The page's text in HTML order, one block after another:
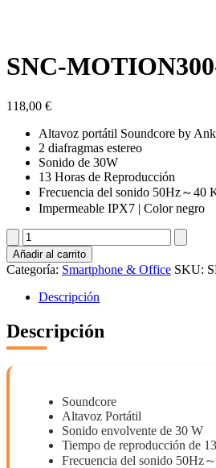
SNC-
118,00 €
Altavoz portátil Soundcore by
2 diafragmas estereo
Sonido de 30W
13 Horas de Reproducción
Frecuencia del sonido 50Hz～40
Impermeable IPX7 | Color negro
SNC-
MOTION300-
B
cantidad
Añadir al carrito
Categoría: Smartphone & Office SKU:
Descripción
Descripción
Soundcore
Altavoz Portátil
Sonido envolvente de 30 W
Tiempo de reproducción de
Frecuencia del sonido 50Hz